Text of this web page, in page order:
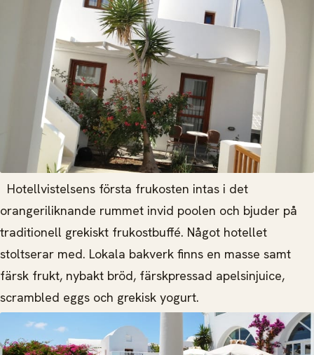
Hotellvistelsens första frukosten intas i det
orangeriliknande rummet invid poolen och bjuder på
traditionell grekiskt frukostbuffé. Något hotellet
stoltserar med. Lokala bakverk finns en masse samt
färsk frukt, nybakt bröd, färskpressad apelsinjuice,
scrambled eggs och grekisk yogurt.